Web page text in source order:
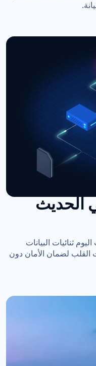
الحديث
ثنائيات البيانات
القلب لضمان الأمان دون